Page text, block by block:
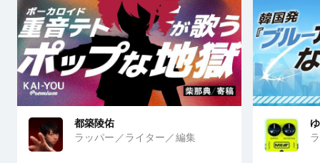
都築陵佑
ラッパー／ライター／編集